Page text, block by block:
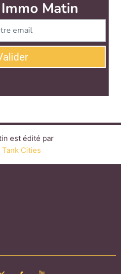
est édité par
FACEBOOK
YOUTUBE